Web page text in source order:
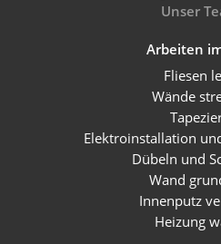
Unser
Arbeiten
Fliesen
Wände
Elektroinstallation
Dübeln und
Wand
Innenputz
Heizung